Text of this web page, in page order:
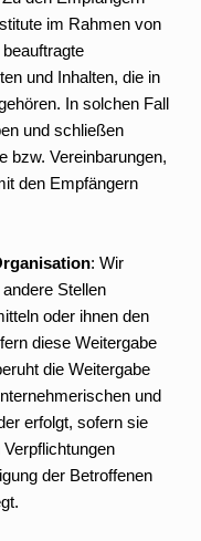
im Rahmen von
und Inhalten, die in
In solchen Fall
und schließen
bzw. Vereinbarungen,
den Empfängern
: Wir
Stellen
oder ihnen den
diese Weitergabe
die Weitergabe
und
erfolgt, sofern sie
der Betroffenen